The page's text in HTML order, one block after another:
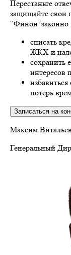
Перестаньте
защищайте свои
“Финон”законно
списать
ЖКХ и
сохранить
интересов
потерь
Записаться на
Максим
Генеральный